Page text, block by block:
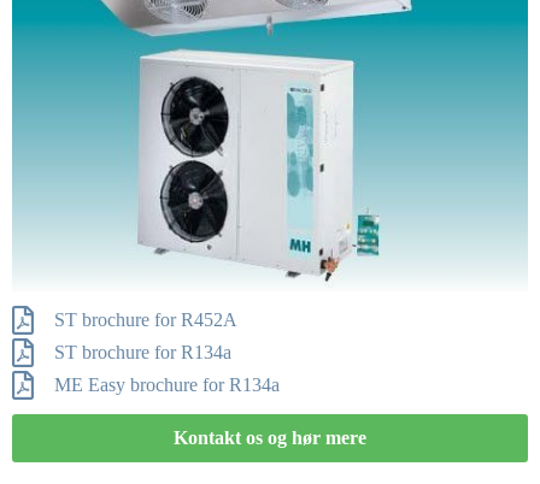
ST brochure for R452A
ST brochure for R134a
ME Easy brochure for R134a
Kontakt os og hør mere